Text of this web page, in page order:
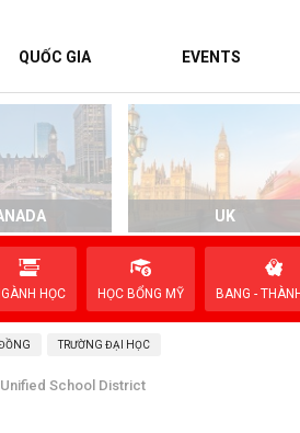
QUỐC GIA EVENTS
UK
HỌC HỌC BỔNG MỸ BANG -
TRƯỜNG ĐẠI HỌC
School District